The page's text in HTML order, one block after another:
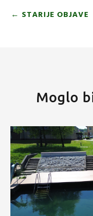
← STARIJE OBJAVE
Moglo